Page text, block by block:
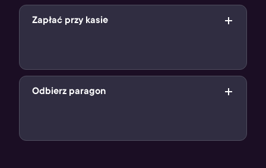
Zapłać przy kasie
Odbierz paragon